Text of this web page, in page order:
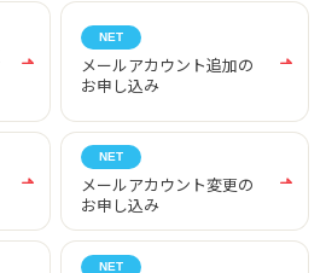
メールアカウント追加の
お申し込み
メールアカウント変更の
お申し込み